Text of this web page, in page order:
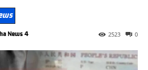
News 4 0
2523